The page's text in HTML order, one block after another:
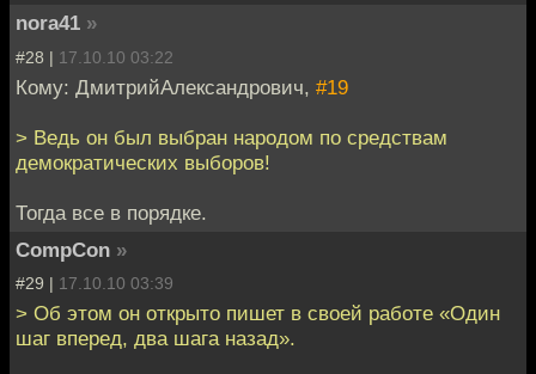
nora41 »
#28 | 17.10.10 03:22
Кому: ДмитрийАлександрович, #19
> Ведь он был выбран народом по средствам
демократических выборов!
Тогда все в порядке.
CompCon »
#29 | 17.10.10 03:39
> Об этом он открыто пишет в своей работе «Один
шаг вперед, два шага назад».